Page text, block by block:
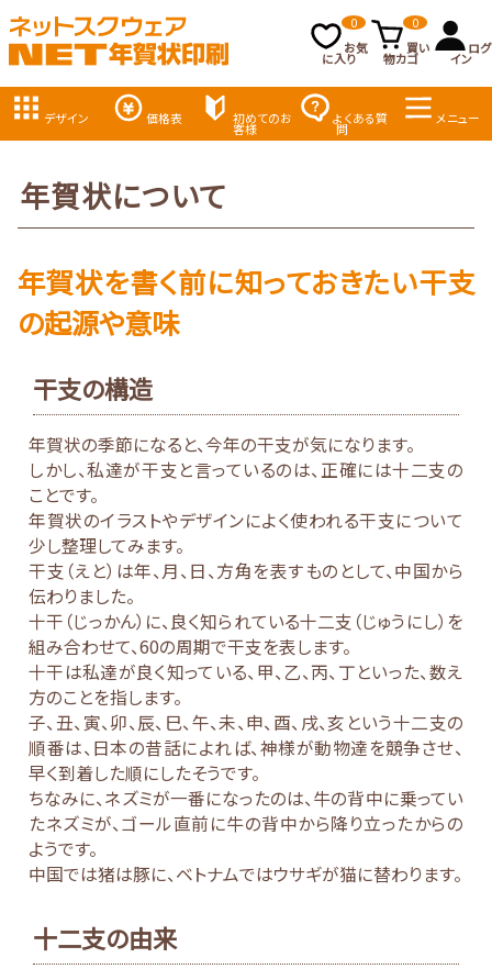
お気
に入り
0
買い
物カゴ
0
ログ
イン
デザイン 価格表 初めてのお
客様
よくある質
問
メニュー
年賀状について
年賀状を書く前に知っておきたい干支
の起源や意味
干支の構造
年賀状の季節になると、今年の干支が気になります。
しかし、私達が干支と言っているのは、正確には十二支の
ことです。
年賀状のイラストやデザインによく使われる干支について
少し整理してみます。
干支（えと）は年、月、日、方角を表すものとして、中国から
伝わりました。
十干（じっかん）に、良く知られている十二支（じゅうにし）を
組み合わせて、60の周期で干支を表します。
十干は私達が良く知っている、甲、乙、丙、丁といった、数え
方のことを指します。
子、丑、寅、卯、辰、巳、午、未、申、酉、戌、亥という十二支の
順番は、日本の昔話によれば、神様が動物達を競争させ、
早く到着した順にしたそうです。
ちなみに、ネズミが一番になったのは、牛の背中に乗ってい
たネズミが、ゴール直前に牛の背中から降り立ったからの
ようです。
中国では猪は豚に、ベトナムではウサギが猫に替わります。
十二支の由来